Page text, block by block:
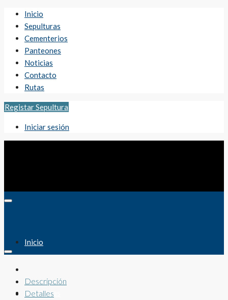
Inicio
Sepulturas
Cementerios
Panteones
Noticias
Contacto
Rutas
Registar Sepultura
Iniciar sesión
Inicio
Sepulturas
Descripción
Detalles